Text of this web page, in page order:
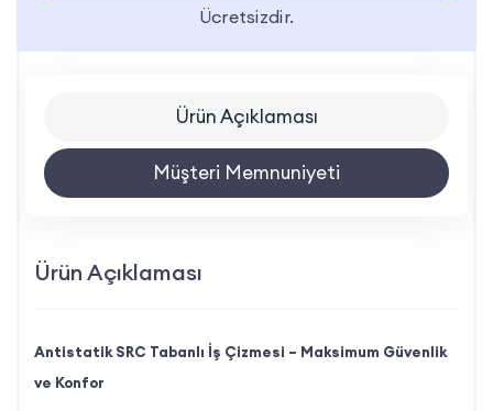
Ücretsizdir.
Ürün Açıklaması
Müşteri Memnuniyeti
Ürün Açıklaması
Antistatik SRC Tabanlı İş Çizmesi – Maksimum Güvenlik
ve Konfor